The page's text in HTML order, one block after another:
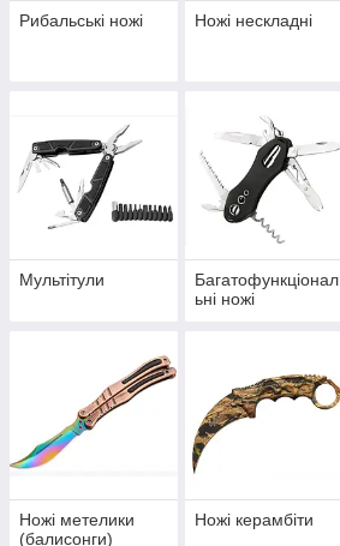
Рибальські ножі Ножі нескладні
Мультітули
Багатофункціонал
ьні ножі
Ножі метелики
(балисонги)
Ножі керамбіти